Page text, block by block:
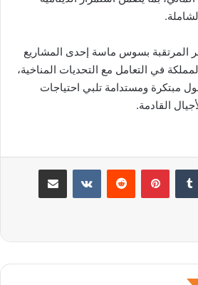
المرتقبة بسوس ماسة إحدى المشاريع
في التعامل مع التحديات المناخية،
مبتكرة ومستدامة تلبي احتياجات
القادمة.
بينتيريست مشاركة عبر البريد